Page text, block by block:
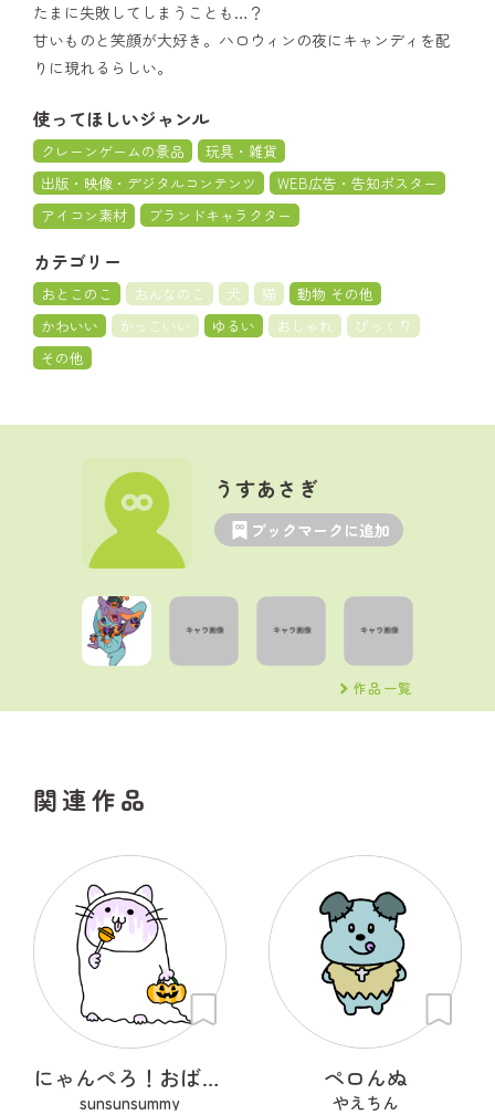
たまに失敗してしまうことも…？
甘いものと笑顔が大好き。ハロウィンの夜にキャンディを配
りに現れるらしい。
使ってほしいジャンル
クレーンゲームの景品
玩具・雑貨
出版・映像・デジタルコンテンツ
WEB広告・告知ポスター
アイコン素材
ブランドキャラクター
カテゴリー
おとこのこ おんなのこ 犬 猫
動物 その他
かわいい
かっこいい ゆるい おしゃれ
びっくり
その他
うすあさぎ
ブックマークに追加
作品一覧
関連作品
にゃんぺろ！おばけっ
sunsunsummy
ペロんぬ
やえちん